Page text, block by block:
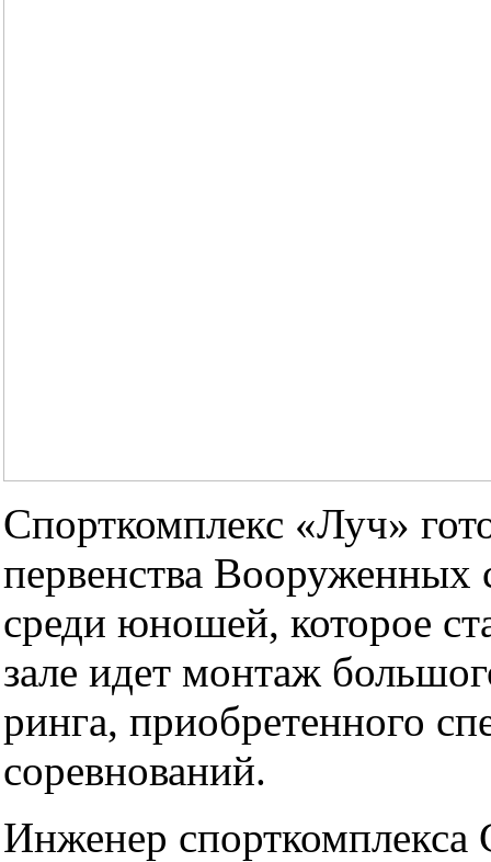
Спорткомплекс «Луч»
первенства
среди юношей, которое
зале идет монтаж
ринга, приобретенного
соревнований.
Инженер спорткомплекса